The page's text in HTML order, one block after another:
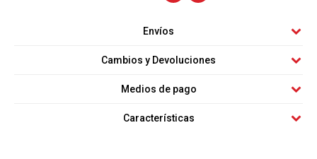
Envíos
Cambios y Devoluciones
Medios de pago
Características